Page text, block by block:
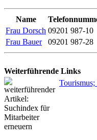
Name
Frau Dorsch 09201 987-10
Frau Bauer
09201 987-28
Weiterführende Links